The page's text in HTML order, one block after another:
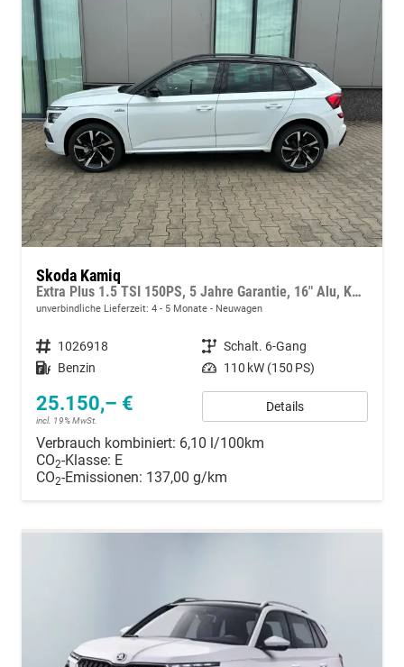
Skoda Kamiq
Extra Plus 1.5 TSI 150PS, 5 Jahre Garantie, 16" Alu, Kessy, Alarm, Parksensoren vo/hi, Rückfahrkamera, Climatronic, Radio 8" + SmartLink, Sitzheizung, Tempomat, M-Lederlenkrad beheizt, Armlehne, NSW, SunSet, Virtual Cockpit
unverbindliche Lieferzeit: 4 - 5 Monate Neuwagen
Fahrzeugnummer 1026918 Getriebe Schalt. 6-Gang
Kraftstoff Benzin Leistung 110 kW (150 PS)
25.150,– €
incl. 19% MwSt.
Details
Verbrauch kombiniert: 6,10 l/100km
CO2-Klasse: E
CO2-Emissionen: 137,00 g/km